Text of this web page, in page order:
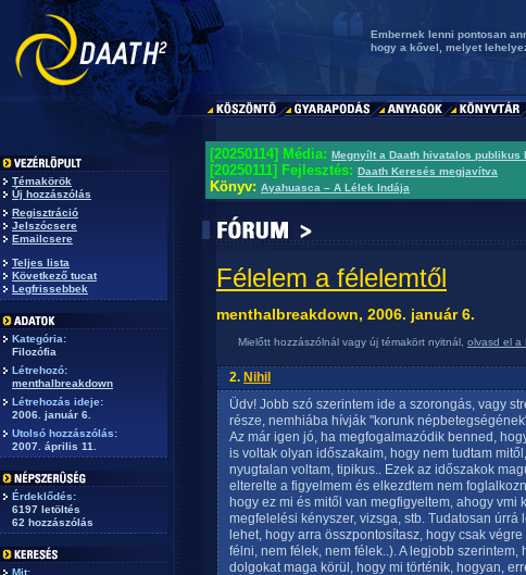
Embernek lenni pontosan
hogy a kővel, melyet
Témakörök
Új hozzászólás
Regisztráció
Jelszócsere
Emailcsere
Teljes lista
Következő tucat
Legfrissebbek
Kategória:
Filozófia
Létrehozó:
menthalbreakdown
Létrehozás ideje:
2006. január 6.
Utolsó hozzászólás:
2007. április 11.
Érdeklődés:
6197 letöltés
62 hozzászólás
Mit:
[20250114] Média: Megnyílt a Daath hivatalos publikus
[20250111] Fejlesztés: Daath Keresés megjavítva
Könyv: Ayahuasca – A Lélek Indája
Félelem a félelemtől
menthalbreakdown, 2006. január 6.
Mielőtt hozzászólnál vagy új témakört nyitnál, olvasd el a
2. Nihil
Üdv! Jobb szó szerintem ide a szorongás, vagy
része, nemhiába hívják "korunk
Az már igen jó, ha megfogalmazódik benned,
is voltak olyan időszakaim, hogy nem tudtam
nyugtalan voltam, tipikus.. Ezek az időszakok
elterelte a figyelmem és elkezdtem nem
hogy ez mi és mitől van megfigyeltem, ahogy
megfelelési kényszer, vizsga, stb. Tudatosan
lehet, hogy arra összpontosítasz, hogy csak
félni, nem félek, nem félek..). A legjobb
dolgokat maga körül, hogy mi történik, hogyan,